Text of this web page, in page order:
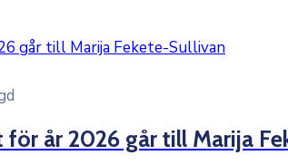
år 2026 går till Marija